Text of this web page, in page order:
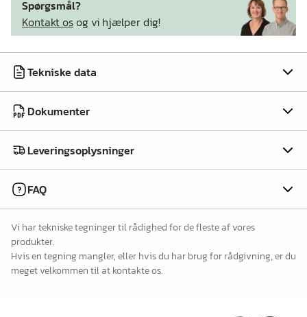
Spørgsmål?
Kontakt osog vi hjælper dig!
Tekniske data
Dokumenter
Leveringsoplysninger
FAQ
Vi har tekniske tegninger til rådighed for de fleste af vores
produkter.
Hvis en tegning mangler, eller hvis du har brug for rådgivning, er du
meget velkommen til at kontakte os.